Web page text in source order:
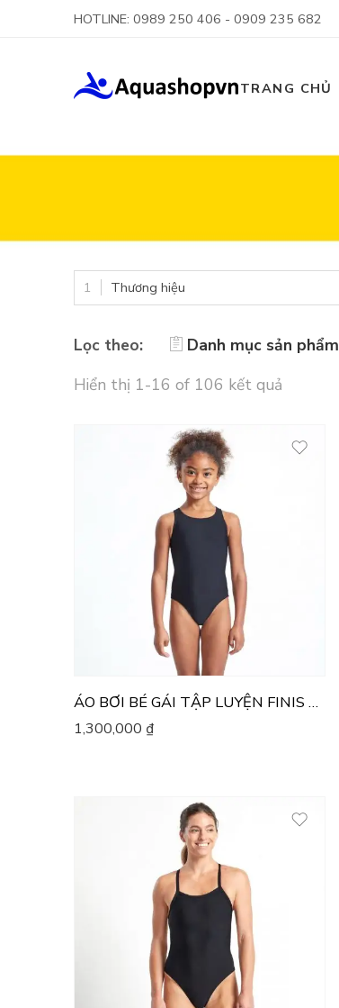
HOTLINE: 0989 250 406 - 0909 235 682
TRANG CHỦ
Thương hiệu
Lọc theo: Danh mục sản phẩm
Hiển thị 1-16 of 106 kết quả
ÁO BƠI BÉ GÁI TẬP LUYỆN FINIS BLADEBACK SOLID
1,300,000 ₫